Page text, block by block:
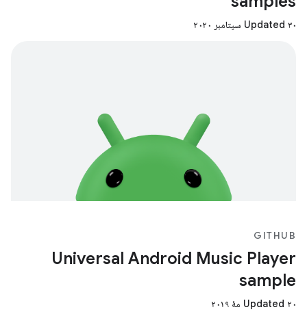
Updated ۳۰ سپتامبر ۲۰۲۰
GITHUB
Universal Android Music Player
sample
Updated ۲۰ مهٔ ۲۰۱۹